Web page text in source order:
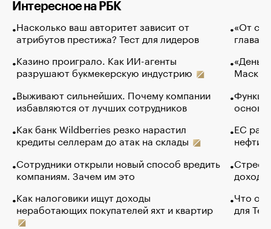
Интересное на РБК
Насколько ваш авторитет зависит от
атрибутов престижа? Тест для лидеров
Казино проиграло. Как ИИ-агенты
разрушают букмекерскую индустрию
Выживают сильнейших. Почему компании
избавляются от лучших сотрудников
Как банк Wildberries резко нарастил
кредиты селлерам до атак на склады
Сотрудники открыли новый способ вредить
компаниям. Зачем им это
Как налоговики ищут доходы
неработающих покупателей яхт и квартир
«От
глава
Маск в
основ
ЕС
нефти
Что
для